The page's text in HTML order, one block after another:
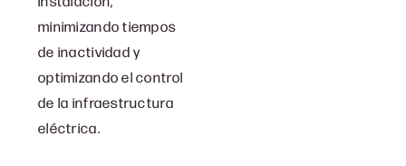
minimizando tiempos
de inactividad y
optimizando el control
de la infraestructura
eléctrica.